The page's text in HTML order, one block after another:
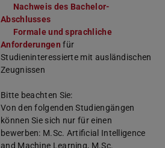
Nachweis des Bachelor-
Abschlusses
Formale und sprachliche
Anforderungen für
Studieninteressierte mit ausländischen
Zeugnissen
Bitte beachten Sie:
Von den folgenden Studiengängen
können Sie sich nur für einen
bewerben: M.Sc. Artificial Intelligence
and Machine Learning, M.Sc.